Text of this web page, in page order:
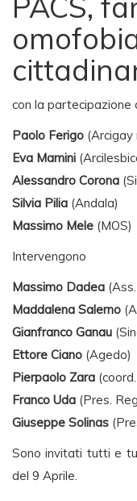
con la partecipazione
Paolo Ferigo (Arcigay
Eva Mamini
Alessandro Corona
Silvia Pilia (Andala)
Massimo Mele (MOS)
Intervengono
Massimo Dadea
Maddalena Salerno
Gianfranco Ganau
Ettore Ciano (Agedo)
Pierpaolo Zara
Franco Uda (Pres.
Giuseppe Solinas
Sono invitati tutti e
del 9 Aprile.